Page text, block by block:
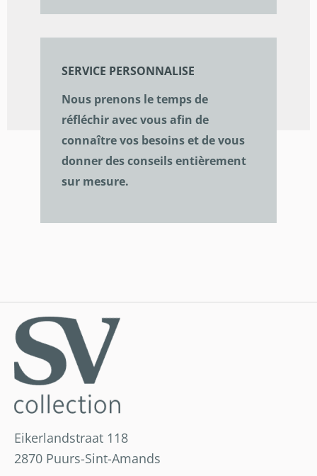
SERVICE PERSONNALISE
Nous prenons le temps de
réfléchir avec vous afin de
connaître vos besoins et de vous
donner des conseils entièrement
sur mesure.
Eikerlandstraat 118
2870 Puurs-Sint-Amands